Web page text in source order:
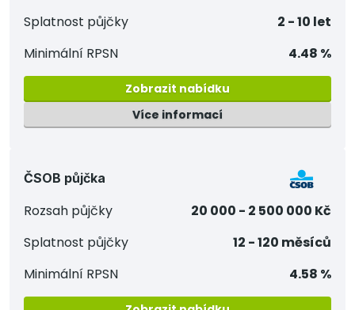
Splatnost půjčky
2 - 10 let
Minimální RPSN
4.48 %
Zobrazit nabídku
Více informací
ČSOB půjčka
Rozsah půjčky
20 000 - 2 500 000 Kč
Splatnost půjčky
12 - 120 měsíců
Minimální RPSN
4.58 %